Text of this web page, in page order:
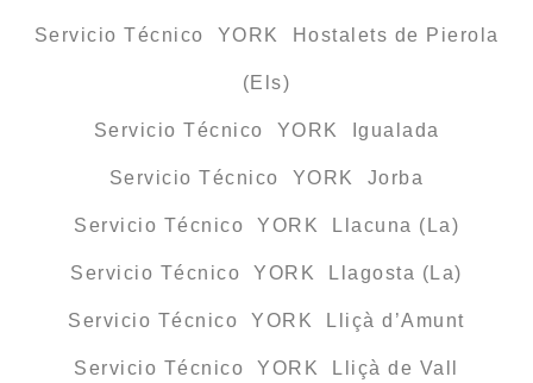
Servicio Técnico YORK Hostalets de Pierola
(Els)
Servicio Técnico YORK Igualada
Servicio Técnico YORK Jorba
Servicio Técnico YORK Llacuna (La)
Servicio Técnico YORK Llagosta (La)
Servicio Técnico YORK Lliçà d’Amunt
Servicio Técnico YORK Lliçà de Vall